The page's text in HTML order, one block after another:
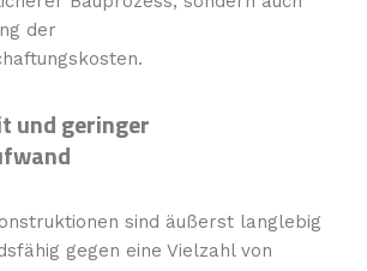
der
und geringer
sind äußerst langlebig
gegen eine Vielzahl von